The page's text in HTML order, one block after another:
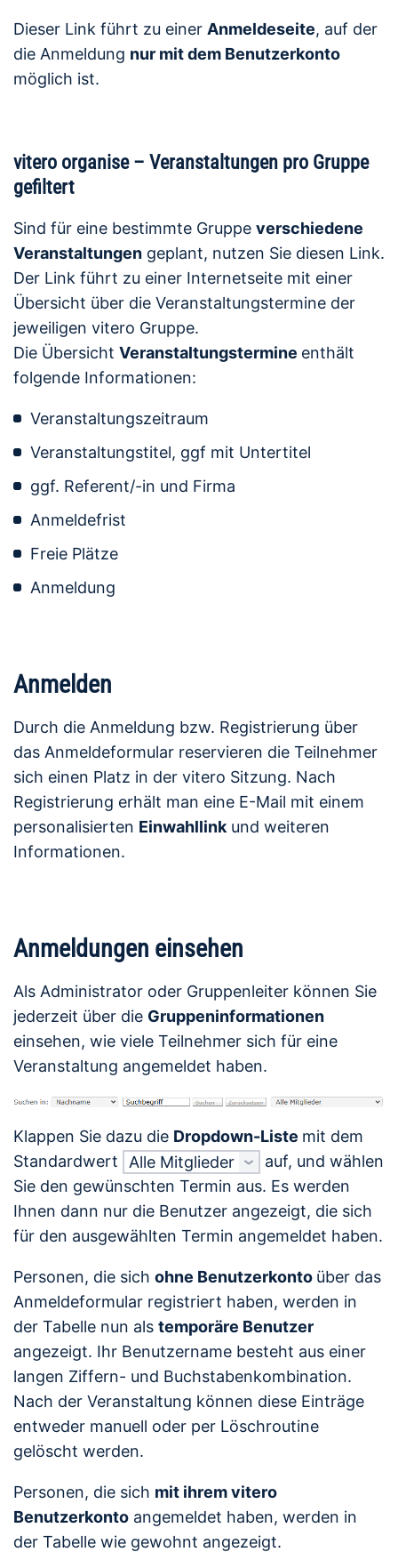
Dieser Link führt zu einer Anmeldeseite, auf der
die Anmeldung nur mit dem Benutzerkonto
möglich ist.
vitero organise – Veranstaltungen pro Gruppe
gefiltert
Sind für eine bestimmte Gruppe verschiedene
Veranstaltungen geplant, nutzen Sie diesen Link.
Der Link führt zu einer Internetseite mit einer
Übersicht über die Veranstaltungstermine der
jeweiligen vitero Gruppe.
Die Übersicht Veranstaltungstermine enthält
folgende Informationen:
Veranstaltungszeitraum
Veranstaltungstitel, ggf mit Untertitel
ggf. Referent/-in und Firma
Anmeldefrist
Freie Plätze
Anmeldung
Anmelden
Durch die Anmeldung bzw. Registrierung über
das Anmeldeformular reservieren die Teilnehmer
sich einen Platz in der vitero Sitzung. Nach
Registrierung erhält man eine E-Mail mit einem
personalisierten Einwahllink und weiteren
Informationen.
Anmeldungen einsehen
Als Administrator oder Gruppenleiter können Sie
jederzeit über die Gruppeninformationen
einsehen, wie viele Teilnehmer sich für eine
Veranstaltung angemeldet haben.
Klappen Sie dazu die Dropdown-Liste mit dem
Standardwert
Alle Mitglieder
auf, und wählen
Sie den gewünschten Termin aus. Es werden
Ihnen dann nur die Benutzer angezeigt, die sich
für den ausgewählten Termin angemeldet haben.
Personen, die sich ohne Benutzerkonto über das
Anmeldeformular registriert haben, werden in
der Tabelle nun als temporäre Benutzer
angezeigt. Ihr Benutzername besteht aus einer
langen Ziffern- und Buchstabenkombination.
Nach der Veranstaltung können diese Einträge
entweder manuell oder per Löschroutine
gelöscht werden.
Personen, die sich mit ihrem vitero
Benutzerkonto angemeldet haben, werden in
der Tabelle wie gewohnt angezeigt.